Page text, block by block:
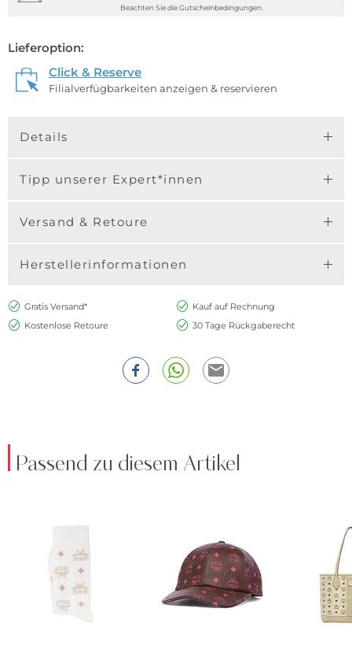
Beachten Sie die Gutscheinbedingungen.
Lieferoption:
Click & Reserve
Filialverfügbarkeiten anzeigen & reservieren
Details
Tipp unserer Expert*innen
Versand & Retoure
Herstellerinformationen
Gratis Versand*
Kauf auf Rechnung
Kostenlose Retoure
30 Tage Rückgaberecht
Passend zu diesem Artikel